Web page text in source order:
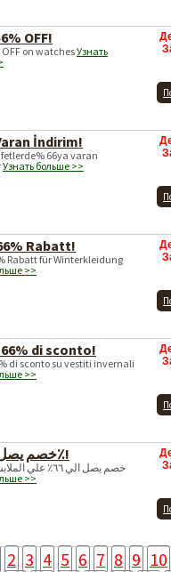
OFF!
OFF on watchesУзнать
İndirim!
66ya varan
Узнать больше >>
Rabatt!
Rabatt für Winterkleidung
>>
di sconto!
di sconto su vestiti invernali
>>
خصم يصل الي ٦٦٪!
خصم يصل الي ٦٦٪ علي الملابس الشتوية
>>
2 3 4 5 6 7 8 9 10